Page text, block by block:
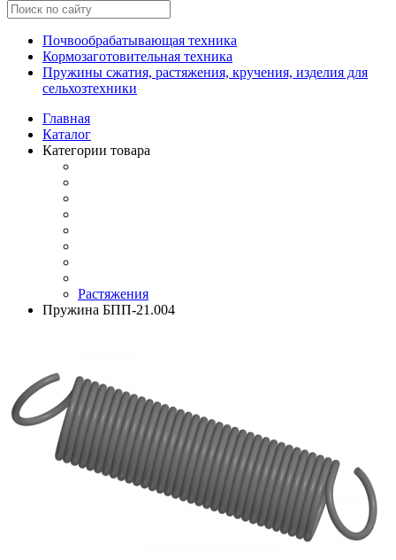
Почвообрабатывающая техника
Кормозаготовительная техника
Пружины сжатия, растяжения, кручения, изделия для
сельхозтехники
Главная
Каталог
Категории товара
Растяжения
Пружина БПП-21.004